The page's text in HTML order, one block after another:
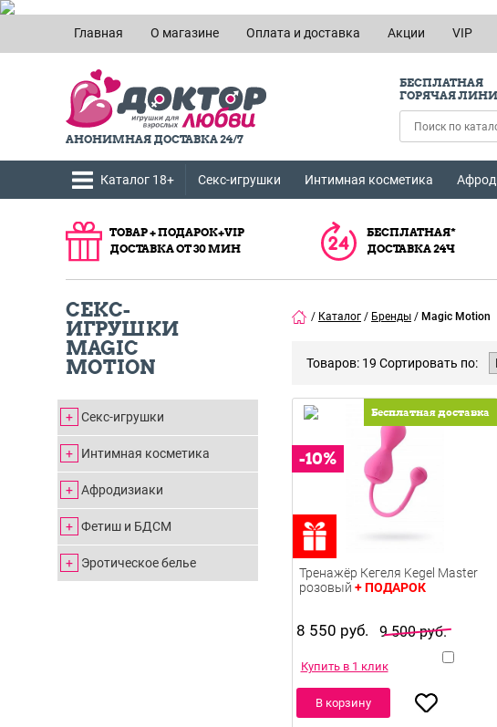
Главная О магазине Оплата и доставка Акции VIP
АНОНИМНАЯ ДОСТАВКА 24/7
БЕСПЛАТНАЯ
ГОРЯЧАЯ
Каталог 18+ Секс-игрушки Интимная косметика
ТОВАР + ПОДАРОК+VIP
ДОСТАВКА ОТ 30 МИН
БЕСПЛАТНАЯ*
ДОСТАВКА 24Ч
СЕКС-
ИГРУШКИ
MAGIC
MOTION
Секс-игрушки
Интимная косметика
Афродизиаки
Фетиш и БДСМ
Эротическое белье
/ Каталог / Бренды / Magic Motion
Товаров: 19 Сортировать по:
+ ПОДАРОК
Бесплатная доставка
8 550 руб. 9 500 руб.
Купить в 1 клик
В корзину